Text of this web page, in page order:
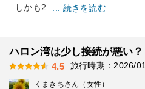
しかも2
... 続きを読む
ハロン湾は少し接続が悪い？
4.5 旅行時期：2026/01
くまきちさん（女性）